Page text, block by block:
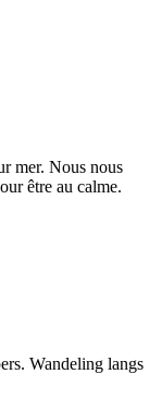
mer. Nous nous
être au calme.
Wandeling langs